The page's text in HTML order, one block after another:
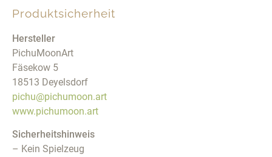
Produktsicherheit
Hersteller
PichuMoonArt
Fäsekow 5
18513 Deyelsdorf
pichu@pichumoon.art
www.pichumoon.art
Sicherheitshinweis
– Kein Spielzeug